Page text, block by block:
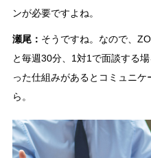
ンが必要ですよね。
瀬尾： そうですね。なので、
と毎週30分、1対1で面談する
った仕組みがあるとコミュニ
ら。